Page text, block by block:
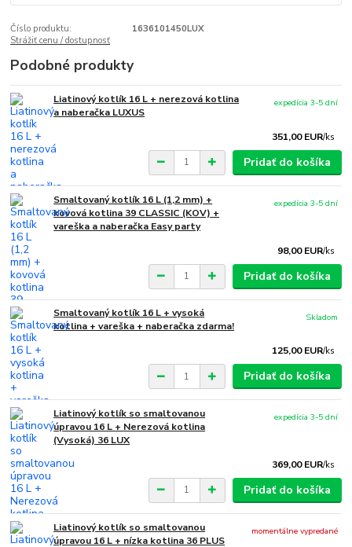
Číslo produktu:
1636101450LUX
Strážiť cenu / dostupnosť
Podobné produkty
Liatinový kotlík 16 L + nerezová kotlina
a naberačka LUXUS
351,00 EUR/ks
expedícia 3-5 dní
Pridať do košíka
Smaltovaný kotlík 16 L (1,2 mm) +
kovová kotlina 39 CLASSIC (KOV) +
vareška a naberačka Easy party
98,00 EUR/ks
expedícia 3-5 dní
Pridať do košíka
Smaltovaný kotlík 16 L + vysoká
kotlina + vareška + naberačka zdarma!
125,00 EUR/ks
Skladom
Pridať do košíka
Liatinový kotlík so smaltovanou
úpravou 16 L + Nerezová kotlina
(Vysoká) 36 LUX
369,00 EUR/ks
expedícia 3-5 dní
Pridať do košíka
Liatinový kotlík so smaltovanou
úpravou 16 L + nízka kotlina 36 PLUS
momentálne vypredané